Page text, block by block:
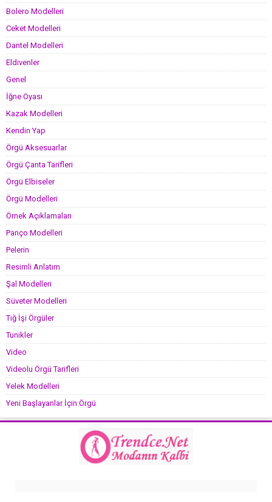
Bolero Modelleri
Ceket Modelleri
Dantel Modelleri
Eldivenler
Genel
İğne Oyası
Kazak Modelleri
Kendin Yap
Örgü Aksesuarlar
Örgü Çanta Tarifleri
Örgü Elbiseler
Örgü Modelleri
Örnek Açıklamaları
Panço Modelleri
Pelerin
Resimli Anlatım
Şal Modelleri
Süveter Modelleri
Tığ İşi Örgüler
Tunikler
Video
Videolu Örgü Tarifleri
Yelek Modelleri
Yeni Başlayanlar İçin Örgü